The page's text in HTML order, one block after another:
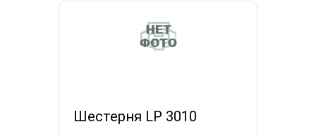
Шестерня LP 3010